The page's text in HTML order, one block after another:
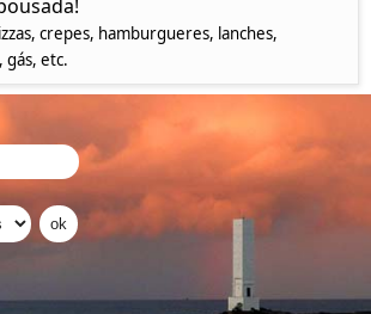
crepes, hamburgueres, lanches,
gás, etc.